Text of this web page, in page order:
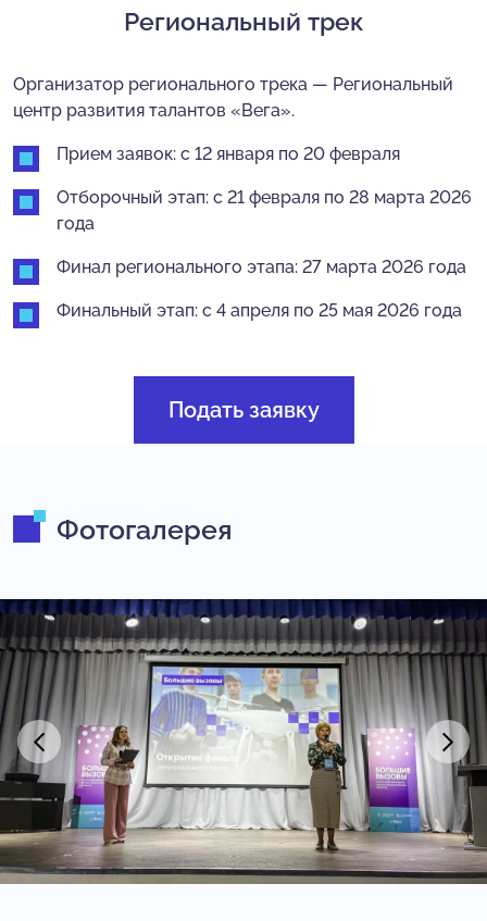
Региональный трек
Организатор регионального трека — Региональный
центр развития талантов «Вега».
Прием заявок: с 12 января по 20 февраля
Отборочный этап: с 21 февраля по 28 марта 2026
года
Финал регионального этапа: 27 марта 2026 года
Финальный этап: с 4 апреля по 25 мая 2026 года
Подать заявку
Фотогалерея